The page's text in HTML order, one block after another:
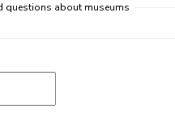
questions about museums